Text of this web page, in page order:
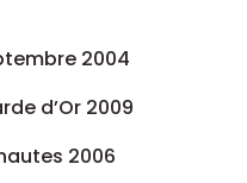
2004
d’Or 2009
2006